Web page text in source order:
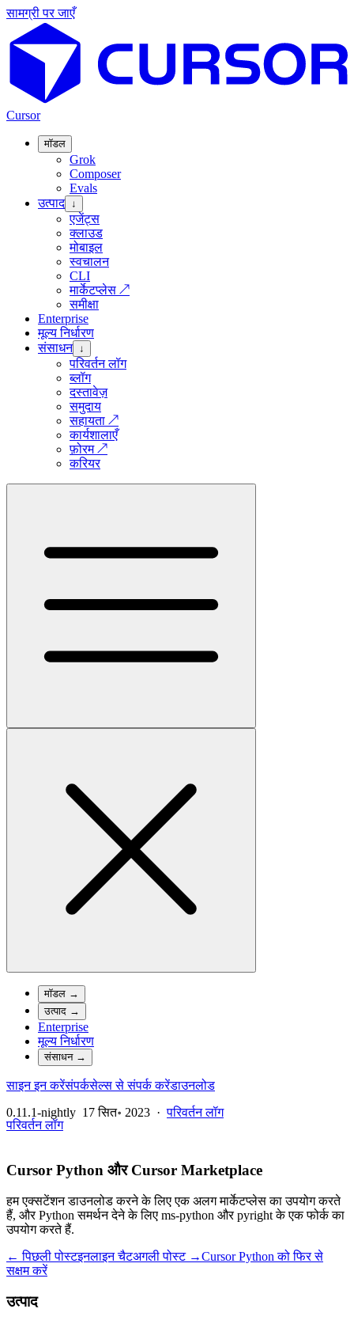
सामग्री पर जाएँ
Cursor
मॉडल
Grok
Composer
Evals
उत्पाद ↓
एजेंट्स
क्लाउड
मोबाइल
स्वचालन
CLI
मार्केटप्लेस ↗
समीक्षा
Enterprise
मूल्य निर्धारण
संसाधन ↓
परिवर्तन लॉग
ब्लॉग
दस्तावेज़
समुदाय
सहायता ↗
कार्यशालाएँ
फ़ोरम↗
करियर
मॉडल →
उत्पाद →
Enterprise
मूल्य निर्धारण
संसाधन→
साइन इन करेंसंपर्कसेल्स से संपर्क करेंडाउनलोड
0.11.1-nightly 17 सित॰ 2023 ·परिवर्तन लॉग
परिवर्तन लॉग
Cursor Python और Cursor Marketplace
हम एक्सटेंशन डाउनलोड करने के लिए एक अलग मार्केटप्लेस का उपयोग करते
हैं, और Python समर्थन देने के लिए ms-python और pyright के एक फोर्क का
उपयोग करते हैं.
← पिछली पोस्टइनलाइन चैटअगली पोस्ट →Cursor Python को फिर से
सक्षम करें
उत्पाद